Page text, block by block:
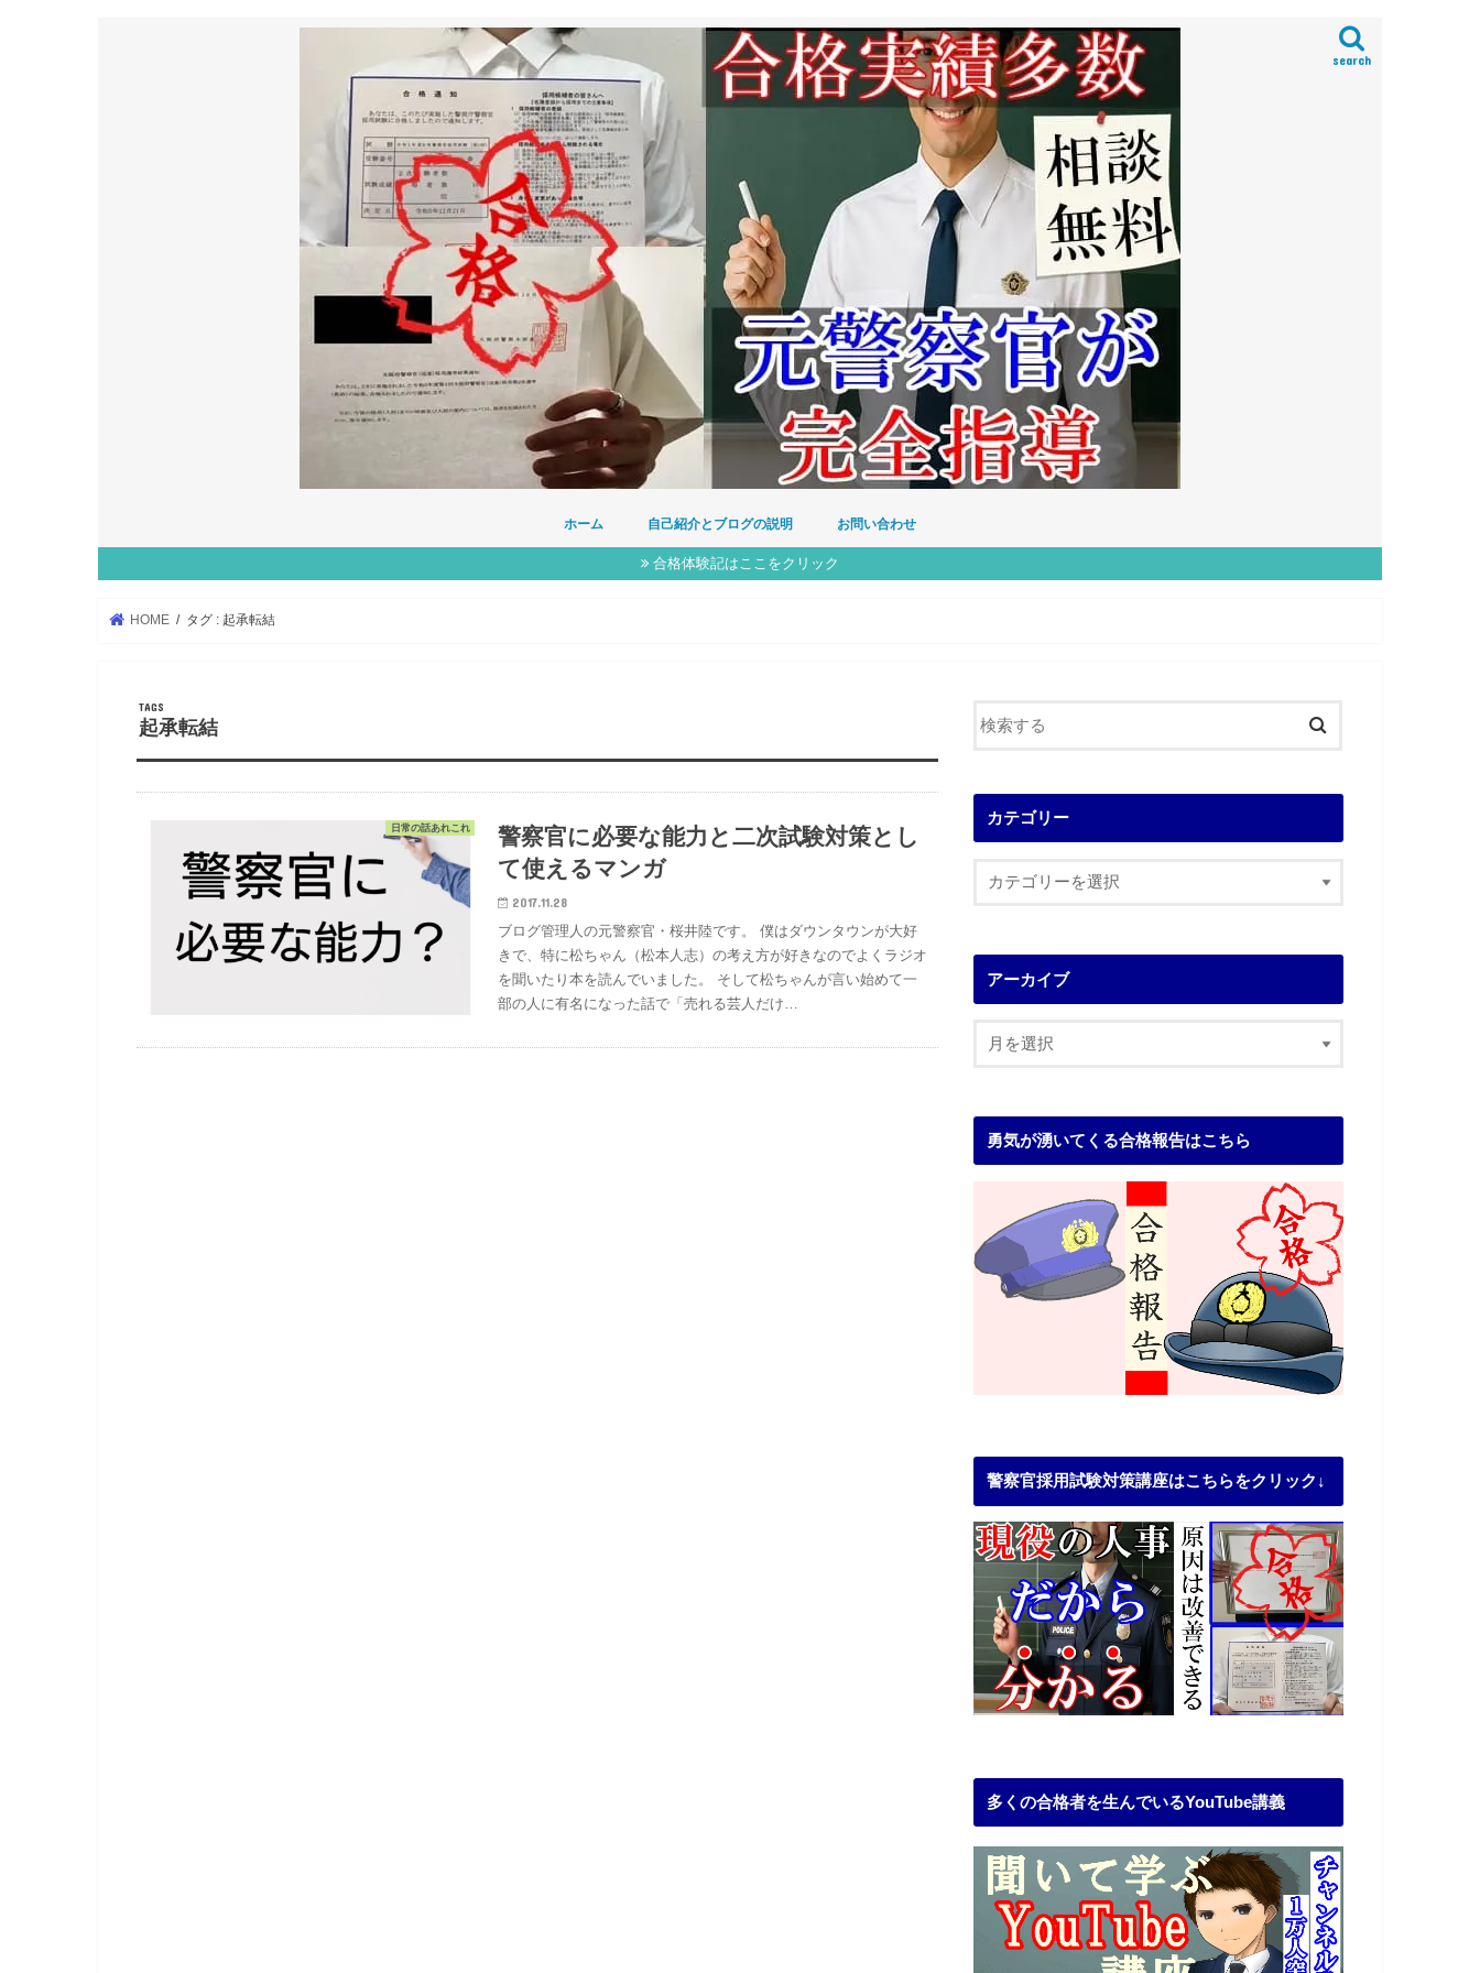
search
ホーム 自己紹介とブログの説明 お問い合わせ
合格体験記はここをクリック
HOME タグ : 起承転結
起承転結
日常の話あれこれ
警察官に必要な能力と二次試験対策とし
て使えるマンガ
2017.11.28
ブログ管理人の元警察官・桜井陸です。 僕はダウンタウンが大好
きで、特に松ちゃん（松本人志）の考え方が好きなのでよくラジオ
を聞いたり本を読んでいました。 そして松ちゃんが言い始めて一
部の人に有名になった話で「売れる芸人だけ…
カテゴリー
アーカイブ
勇気が湧いてくる合格報告はこちら
警察官採用試験対策講座はこちらをクリック↓
多くの合格者を生んでいるYouTube講義